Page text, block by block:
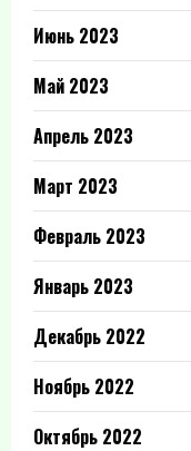
Июнь 2023
Май 2023
Апрель 2023
Март 2023
Февраль 2023
Январь 2023
Декабрь 2022
Ноябрь 2022
Октябрь 2022